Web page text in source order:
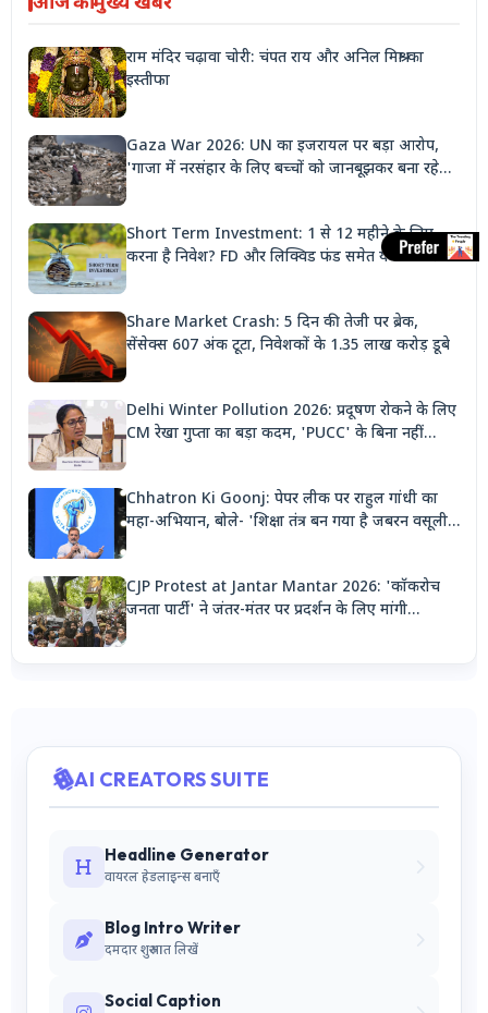
राम मंदिर चढ़ावा चोरी: चंपत राय और अनिल मिश्रा का
इस्तीफा
Gaza War 2026: UN का इजरायल पर बड़ा आरोप,
'गाजा में नरसंहार के लिए बच्चों को जानबूझकर बना रहे
Short Term Investment: 1 से 12 महीने के लिए
करना है निवेश? FD और लिक्विड फंड समेत ये 3 विकल्प
Share Market Crash: 5 दिन की तेजी पर ब्रेक,
सेंसेक्स 607 अंक टूटा, निवेशकों के 1.35 लाख करोड़ डूबे
Delhi Winter Pollution 2026: प्रदूषण रोकने के लिए
CM रेखा गुप्ता का बड़ा कदम, 'PUCC' के बिना नहीं
Chhatron Ki Goonj: पेपर लीक पर राहुल गांधी का
महा-अभियान, बोले- 'शिक्षा तंत्र बन गया है जबरन वसूली
CJP Protest at Jantar Mantar 2026: 'कॉकरोच
जनता पार्टी' ने जंतर-मंतर पर प्रदर्शन के लिए मांगी
AI CREATORS SUITE
Headline Generator
वायरल हेडलाइन्स बनाएँ
Blog Intro Writer
दमदार शुरुआत लिखें
Social Caption